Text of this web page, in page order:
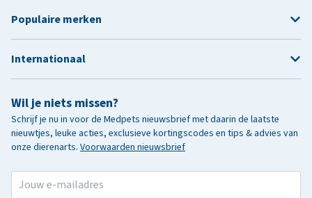
Wil je niets missen?
Schrijf je nu in voor de Medpets nieuwsbrief met daarin de laatste
nieuwtjes, leuke acties, exclusieve kortingscodes en tips & advies van
onze dierenarts. Voorwaarden nieuwsbrief
Populaire merken
Internationaal